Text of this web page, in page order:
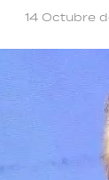
14 Octubre